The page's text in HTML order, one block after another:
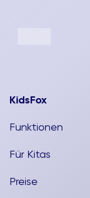
KidsFox
Funktionen
Für Kitas
Preise